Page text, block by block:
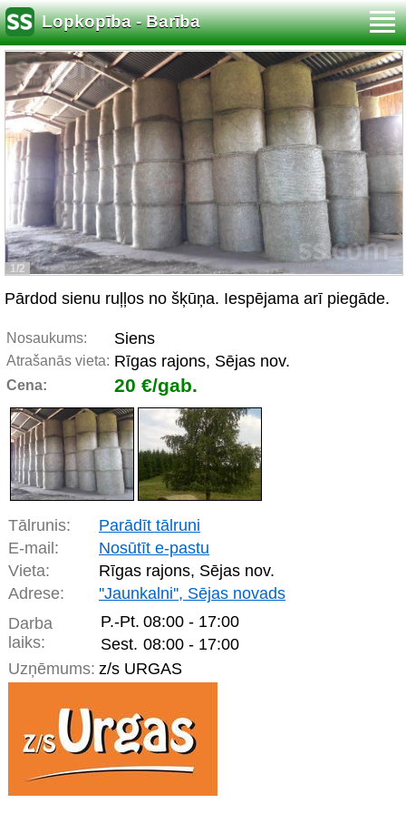
Lopkopība - Barība
1/2
Pārdod sienu ruļļos no šķūņa. Iespējama arī piegāde.
Nosaukums: Siens
Atrašanās vieta: Rīgas rajons, Sējas nov.
Cena: 20 €/gab.
Tālrunis:
Parādīt tālruni
E-mail:
Nosūtīt e-pastu
Vieta:
Rīgas rajons, Sējas nov.
Adrese:
''Jaunkalni'', Sējas novads
Darba
laiks:
P.-Pt. 08:00 - 17:00
Sest. 08:00 - 17:00
Uzņēmums: z/s URGAS